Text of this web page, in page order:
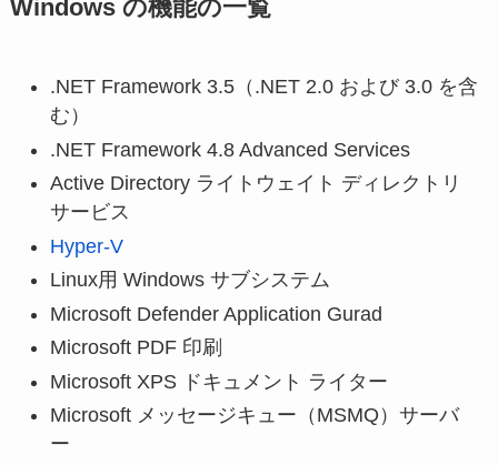
Windows の機能の一覧
.NET Framework 3.5（.NET 2.0 および 3.0 を含
む）
.NET Framework 4.8 Advanced Services
Active Directory ライトウェイト ディレクトリ
サービス
Hyper-V
Linux用 Windows サブシステム
Microsoft Defender Application Gurad
Microsoft PDF 印刷
Microsoft XPS ドキュメント ライター
Microsoft メッセージキュー（MSMQ）サーバ
ー